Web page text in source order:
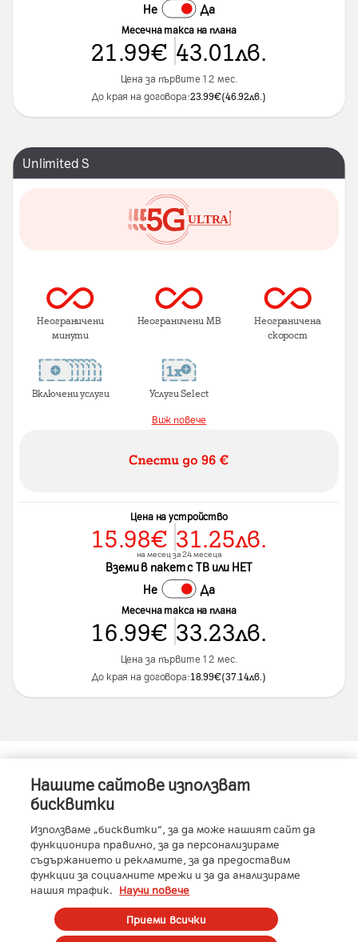
Не Да
Месечна такса на плана
21.99€ 43.01лв.
Цена за първите 12 мес.
До края на договора:23.99€(46.92лв. )
Unlimited S
Неограничени
минути
Неограничени MB Неограничена
скорост
Включени услуги Услуги Select
Виж повече
Цена на устройство
15.98€ 31.25лв.
на месец за 24 месеца
Вземи в пакет с ТВ или НЕТ
Не Да
Месечна такса на плана
16.99€ 33.23лв.
Цена за първите 12 мес.
До края на договора:18.99€(37.14лв. )
Информация за устройството
Характеристики
RAM: 12GB
Производител :Realme
Вид SIM карта:Nano SIM + Nano SIM или eSIM
Условия
Нашите сайтове използват
бисквитки
Използваме „бисквитки“, за да може нашият сайт да
функционира правилно, за да персонализираме
съдържанието и рекламите, за да предоставим
функции за социалните мрежи и за да анализираме
нашия трафик. Научи повече
Приеми всички